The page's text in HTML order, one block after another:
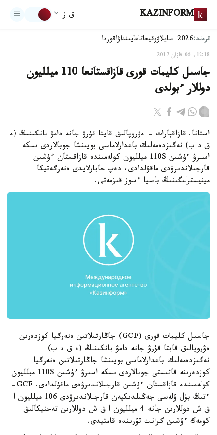
KAZINFORM ق ز
ترەند:2026-سايلاۋ وقيعاتاعايىنداۋاقوردا
12:18, 06 قازان 2017
جاسىل كليمات قورى قازاقستانعا 110 ميلليون
دوللار ءبولدى
استانا. قازاقپارات - ەۋروپالىق قايتا قۇرۋ جانە دامۋ بانكىنىڭ (ە
ق د ب) نەگىزدەمەلىك باعدارلاماسى بويىنشا جوبالاردى ىسكە
اسىرۋ ءۇشىن $110 ميلليون كولەمىندە قازاقستان ءۇشىن
قارجىلاندىرۋدى ماقۇلدادى، دەپ حابارلايدى ەنەرگەتيكا
مينيسترلىگىنىڭ باسپا ءسوز قىزمەتى.
جاسىل كليمات قورى (GCF) جاڭارتىلاتىن ەنەرگيا كوزدەرىن
ەۋروپالىق قايتا قۇرۋ جانە دامۋ بانكىنىڭ (ە ق د ب)
نەگىزدەمەلىك باعدارلاماسى بويىنشا جاڭارتىلاتىن ەنەرگيا
كوزدەرىنە قاتىستى جوبالاردى ىسكە اسىرۋ ءۇشىن $110 ميلليون
كولەمىندە قازاقستان ءۇشىن قارجىلاندىرۋدى ماقۇلدادى. GCF-
ءتىڭ بۇل ۇلەسى جەڭىلدىكپەن قارجىلاندىرۋدى 106 ميلليون ا
ق ش دوللارىن جانە 4 ميلليون ا ق ش دوللارىن تەحنيكالىق
كومەك ءۇشىن گرانت تۇرىندە قامتيدى.